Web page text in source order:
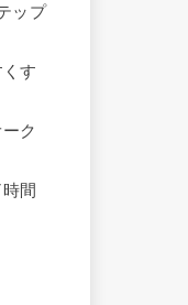
ップ
す
ク
間